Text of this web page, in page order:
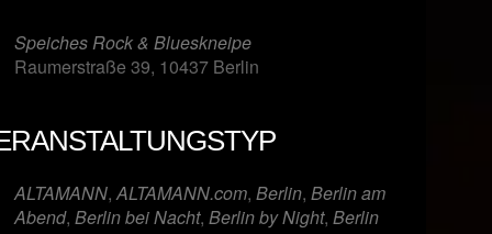
Speiches Rock & Blueskneipe
Raumerstraße 39, 10437 Berlin
ALTAMANN,ALTAMANN.com, Berlin, Berlin am
Abend, Berlin bei Nacht, Berlin by Night, Berlin